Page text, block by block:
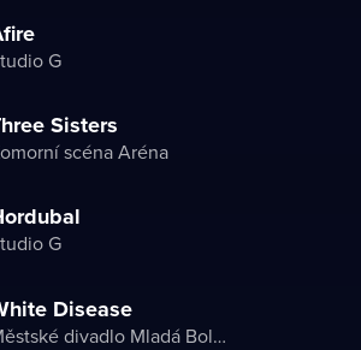
G
Sisters
scéna Aréna
G
Disease
Městské divadlo Mladá Boleslav